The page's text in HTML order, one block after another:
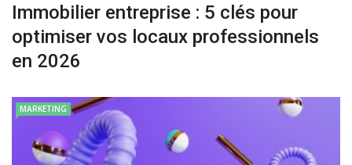
Immobilier entreprise : 5 clés pour
optimiser vos locaux professionnels
en 2026
MARKETING